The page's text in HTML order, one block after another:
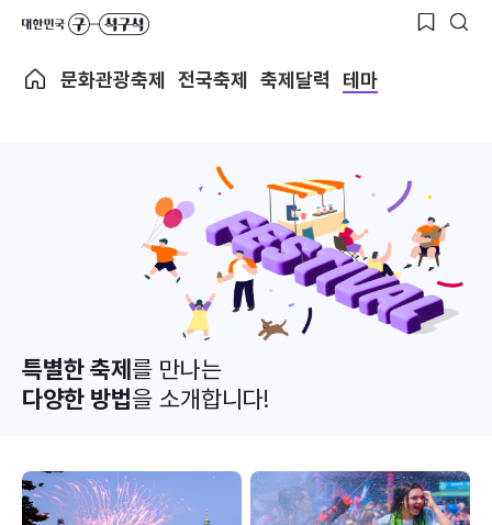
문화관광축제 전국축제 축제달력 테마
특별한 축제를 만나는
다양한 방법을 소개합니다!